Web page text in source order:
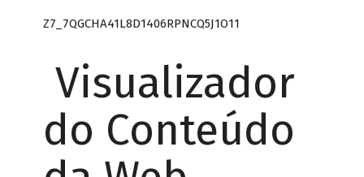
Z7_7QGCHA41L8D1406RPNCQ5J1O11
Visualizador
do Conteúdo